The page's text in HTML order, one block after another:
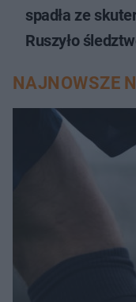
spadła ze
Ruszyło
NAJNOWSZE